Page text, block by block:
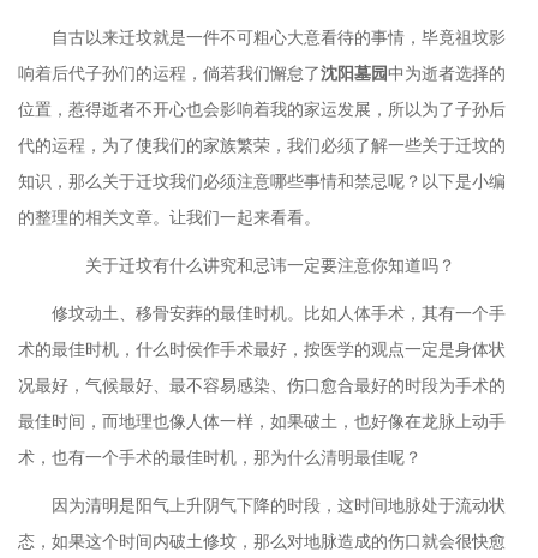
自古以来迁坟就是一件不可粗心大意看待的事情，毕竟祖坟影
响着后代子孙们的运程，倘若我们懈怠了沈阳墓园中为逝者选择的
位置，惹得逝者不开心也会影响着我的家运发展，所以为了子孙后
代的运程，为了使我们的家族繁荣，我们必须了解一些关于迁坟的
知识，那么关于迁坟我们必须注意哪些事情和禁忌呢？以下是小编
的整理的相关文章。让我们一起来看看。
关于迁坟有什么讲究和忌讳一定要注意你知道吗？
修坟动土、移骨安葬的最佳时机。比如人体手术，其有一个手
术的最佳时机，什么时侯作手术最好，按医学的观点一定是身体状
况最好，气候最好、最不容易感染、伤口愈合最好的时段为手术的
最佳时间，而地理也像人体一样，如果破土，也好像在龙脉上动手
术，也有一个手术的最佳时机，那为什么清明最佳呢？
因为清明是阳气上升阴气下降的时段，这时间地脉处于流动状
态，如果这个时间内破土修坟，那么对地脉造成的伤口就会很快愈